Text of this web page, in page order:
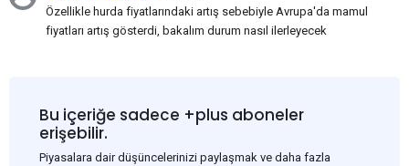
Özellikle hurda fiyatlarındaki artış sebebiyle Avrupa'da mamul
fiyatları artış gösterdi, bakalım durum nasıl ilerleyecek
Bu içeriğe sadece +plus aboneler
erişebilir.
Piyasalara dair düşüncelerinizi paylaşmak ve daha fazla